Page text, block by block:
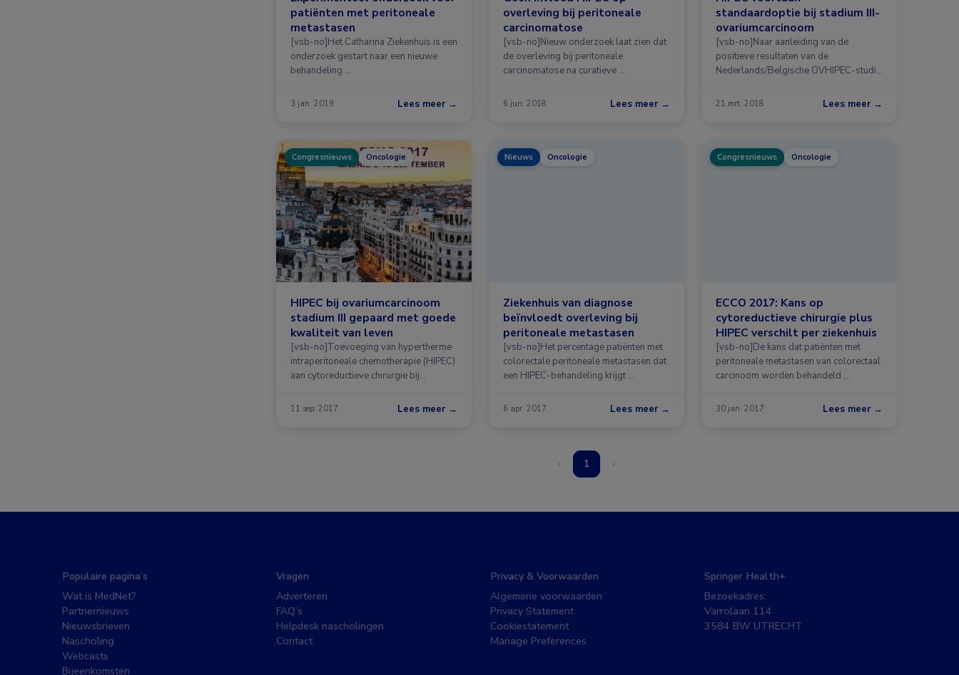
patiënten met peritoneale
metastasen
[vsb-no]Het Catharina Ziekenhuis is een
onderzoek gestart naar een nieuwe
behandeling …
3 jan. 2019 Lees meer →
overleving bij peritoneale
carcinomatose
[vsb-no]Nieuw onderzoek laat zien dat
de overleving bij peritoneale
carcinomatose na curatieve …
6 jun. 2018 Lees meer →
standaardoptie bij stadium III-
ovariumcarcinoom
[vsb-no]Naar aanleiding van de
positieve resultaten van de
Nederlands/Belgische OVHIPEC-studie
21 mrt. 2018 Lees meer →
Congresnieuws Oncologie
HIPEC bij ovariumcarcinoom
stadium III gepaard met goede
kwaliteit van leven
[vsb-no]Toevoeging van hypertherme
intraperitoneale chemotherapie (HIPEC)
aan cytoreductieve chirurgie bij
11 sep. 2017 Lees meer →
Nieuws Oncologie
Ziekenhuis van diagnose
beïnvloedt overleving bij
peritoneale metastasen
[vsb-no]Het percentage patiënten met
colorectale peritoneale metastasen dat
een HIPEC-behandeling krijgt …
6 apr. 2017 Lees meer →
Congresnieuws Oncologie
ECCO 2017: Kans op
cytoreductieve chirurgie plus
HIPEC verschilt per ziekenhuis
[vsb-no]De kans dat patiënten met
peritoneale metastasen van colorectaal
carcinoom worden behandeld …
30 jan. 2017 Lees meer →
‹ 1 ›
Populaire pagina’s
Wat is MedNet?
Partnernieuws
Nieuwsbrieven
Nascholing
Webcasts
Bijeenkomsten
Vragen
Adverteren
FAQ’s
Helpdesk nascholingen
Contact
Privacy & Voorwaarden
Algemene voorwaarden
Privacy Statement
Cookiestatement
Manage Preferences
Springer Health+
Bezoekadres:
Varrolaan 114
3584 BW UTRECHT